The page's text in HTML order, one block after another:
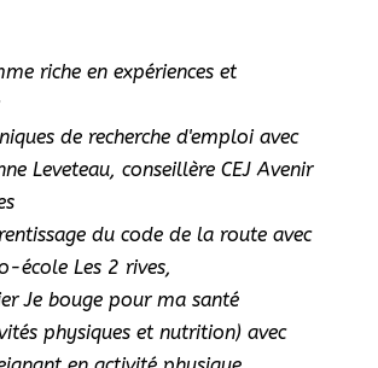
riche en expériences et
de recherche d'emploi avec
Leveteau, conseillère CEJ Avenir
du code de la route avec
école Les 2 rives,
Je bouge pour ma santé
physiques et nutrition) avec